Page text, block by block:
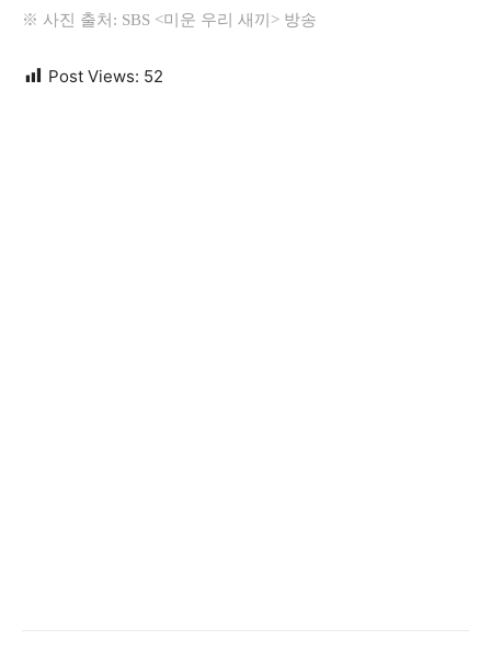
※ 사진 출처: SBS <미운 우리 새끼> 방송
Post Views: 52